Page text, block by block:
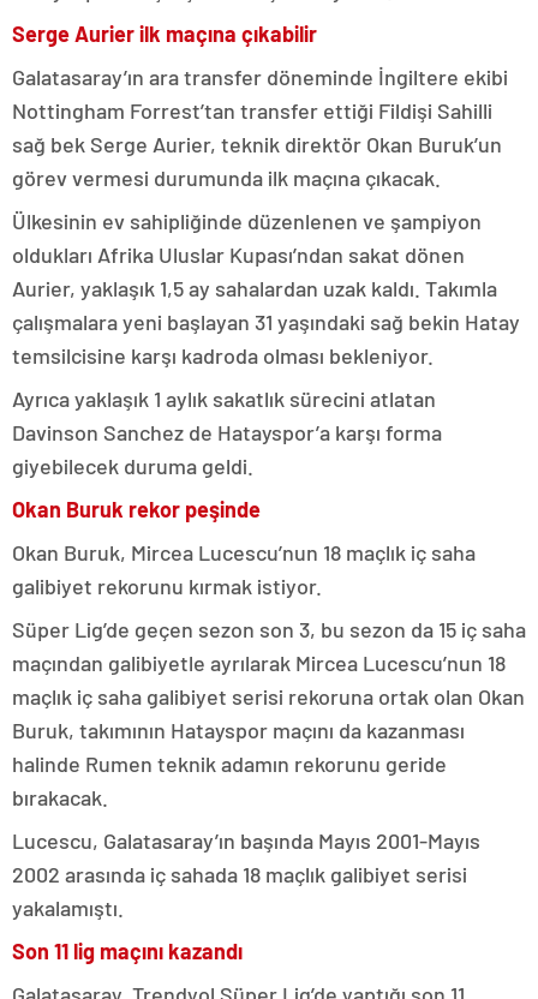
Serge Aurier ilk maçına çıkabilir
Galatasaray’ın ara transfer döneminde İngiltere ekibi
Nottingham Forrest’tan transfer ettiği Fildişi Sahilli
sağ bek Serge Aurier, teknik direktör Okan Buruk’un
görev vermesi durumunda ilk maçına çıkacak.
Ülkesinin ev sahipliğinde düzenlenen ve şampiyon
oldukları Afrika Uluslar Kupası’ndan sakat dönen
Aurier, yaklaşık 1,5 ay sahalardan uzak kaldı. Takımla
çalışmalara yeni başlayan 31 yaşındaki sağ bekin Hatay
temsilcisine karşı kadroda olması bekleniyor.
Ayrıca yaklaşık 1 aylık sakatlık sürecini atlatan
Davinson Sanchez de Hatayspor’a karşı forma
giyebilecek duruma geldi.
Okan Buruk rekor peşinde
Okan Buruk, Mircea Lucescu’nun 18 maçlık iç saha
galibiyet rekorunu kırmak istiyor.
Süper Lig’de geçen sezon son 3, bu sezon da 15 iç saha
maçından galibiyetle ayrılarak Mircea Lucescu’nun 18
maçlık iç saha galibiyet serisi rekoruna ortak olan Okan
Buruk, takımının Hatayspor maçını da kazanması
halinde Rumen teknik adamın rekorunu geride
bırakacak.
Lucescu, Galatasaray’ın başında Mayıs 2001-Mayıs
2002 arasında iç sahada 18 maçlık galibiyet serisi
yakalamıştı.
Son 11 lig maçını kazandı